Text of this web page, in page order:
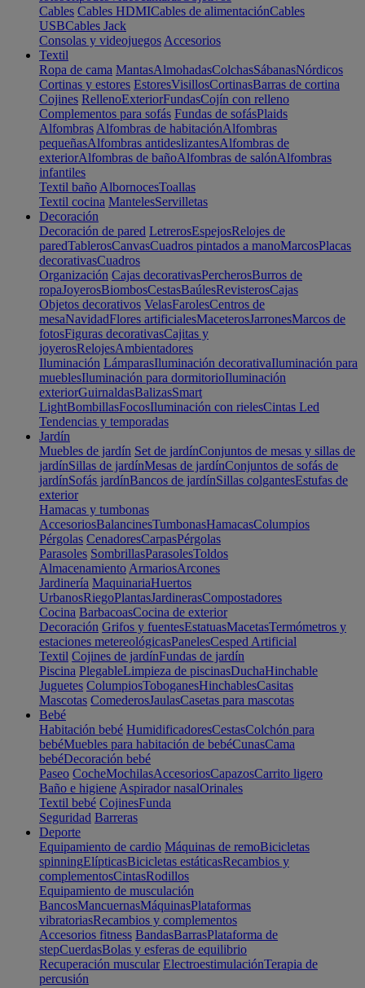
Cables Cables HDMICables de alimentaciónCables
USBCables Jack
Consolas y videojuegos Accesorios
Textil
Ropa de cama MantasAlmohadasColchasSábanasNórdicos
Cortinas y estores EstoresVisillosCortinasBarras de cortina
Cojines RellenoExteriorFundasCojín con relleno
Complementos para sofás Fundas de sofásPlaids
Alfombras Alfombras de habitaciónAlfombras
pequeñasAlfombras antideslizantesAlfombras de
exteriorAlfombras de bañoAlfombras de salónAlfombras
infantiles
Textil baño AlbornocesToallas
Textil cocina MantelesServilletas
Decoración
Decoración de pared LetrerosEspejosRelojes de
paredTablerosCanvasCuadros pintados a manoMarcosPlacas
decorativasCuadros
Organización Cajas decorativasPercherosBurros de
ropaJoyerosBiombosCestasBaúlesRevisterosCajas
Objetos decorativos VelasFarolesCentros de
mesaNavidadFlores artificialesMaceterosJarronesMarcos de
fotosFiguras decorativasCajitas y
joyerosRelojesAmbientadores
Iluminación LámparasIluminación decorativaIluminación para
mueblesIluminación para dormitorioIluminación
exteriorGuirnaldasBalizasSmart
LightBombillasFocosIluminación con rielesCintas Led
Tendencias y temporadas
Jardín
Muebles de jardín Set de jardínConjuntos de mesas y sillas de
jardínSillas de jardínMesas de jardínConjuntos de sofás de
jardínSofás jardínBancos de jardínSillas colgantesEstufas de
exterior
Hamacas y tumbonas
AccesoriosBalancinesTumbonasHamacasColumpios
Pérgolas CenadoresCarpasPérgolas
Parasoles SombrillasParasolesToldos
Almacenamiento ArmariosArcones
Jardinería MaquinariaHuertos
UrbanosRiegoPlantasJardinerasCompostadores
Cocina BarbacoasCocina de exterior
Decoración Grifos y fuentesEstatuasMacetasTermómetros y
estaciones metereológicasPanelesCesped Artificial
Textil Cojines de jardínFundas de jardín
Piscina PlegableLimpieza de piscinasDuchaHinchable
Juguetes ColumpiosToboganesHinchablesCasitas
Mascotas ComederosJaulasCasetas para mascotas
Bebé
Habitación bebé HumidificadoresCestasColchón para
bebéMuebles para habitación de bebéCunasCama
bebéDecoración bebé
Paseo CocheMochilasAccesoriosCapazosCarrito ligero
Baño e higiene Aspirador nasalOrinales
Textil bebé CojinesFunda
Seguridad Barreras
Deporte
Equipamiento de cardio Máquinas de remoBicicletas
spinningElípticasBicicletas estáticasRecambios y
complementosCintasRodillos
Equipamiento de musculación
BancosMancuernasMáquinasPlataformas
vibratoriasRecambios y complementos
Accesorios fitness BandasBarrasPlataforma de
stepCuerdasBolas y esferas de equilibrio
Recuperación muscular ElectroestimulaciónTerapia de
percusión